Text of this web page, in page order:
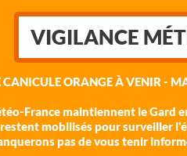
VIGILANCE
ORANGE À VENIR -
France maintiennent le Gard
restent mobilisés pour surveiller
pas de vous tenir